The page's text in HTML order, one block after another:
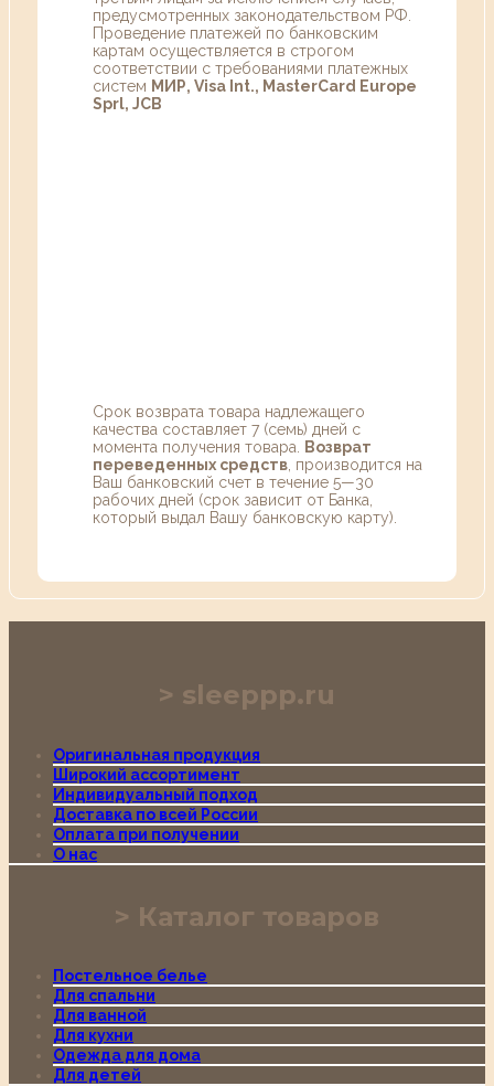
предусмотренных законодательством РФ.
Проведение платежей по банковским
картам осуществляется в строгом
соответствии с требованиями платежных
систем МИР, Visa Int., MasterCard Europe
Sprl, JCB
Срок возврата товара надлежащего
качества составляет 7 (семь) дней с
момента получения товара.
Возврат
переведенных средств , производится на
Ваш банковский счет в течение 5—30
рабочих дней (срок зависит от Банка,
который выдал Вашу банковскую карту).
sleeppp.ru
Оригинальная продукция
Широкий ассортимент
Индивидуальный подход
Доставка по всей России
Оплата при получении
О нас
Каталог товаров
Постельное белье
Для спальни
Для ванной
Для кухни
Одежда для дома
Для детей